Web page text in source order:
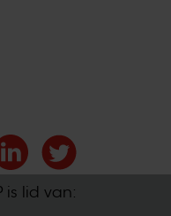
is lid van: